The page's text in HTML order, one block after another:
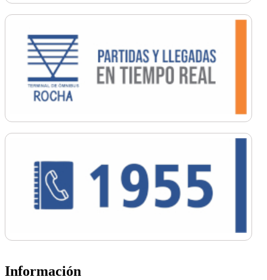
Información